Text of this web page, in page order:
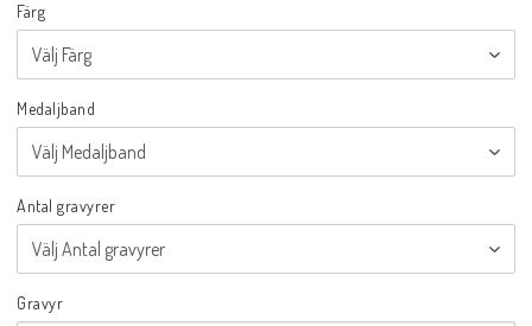
Färg
Medaljband
Antal gravyrer
Gravyr